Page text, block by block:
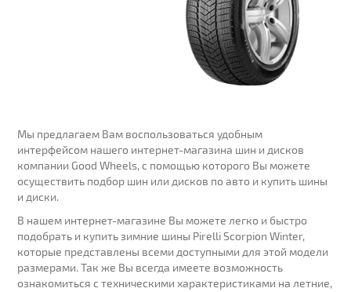
Мы предлагаем Вам воспользоваться удобным
интерфейсом нашего интернет-магазина шин и дисков
компании Good Wheels, с помощью которого Вы можете
осуществить подбор шин или дисков по авто и купить шины
и диски.
В нашем интернет-магазине Вы можете легко и быстро
подобрать и купить зимние шины Pirelli Scorpion Winter,
которые представлены всеми доступными для этой модели
размерами. Так же Вы всегда имеете возможность
ознакомиться с техническими характеристиками на летние,